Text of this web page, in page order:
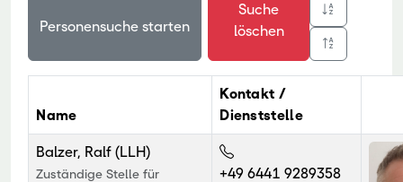
Suche
löschen
Name
Kontakt /
Dienststelle
Balzer, Ralf (LLH)
Zuständige Stelle für
+49 6441 9289358